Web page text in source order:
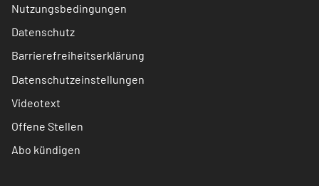
Nutzungsbedingungen
Datenschutz
Barrierefreiheitserklärung
Datenschutzeinstellungen
Videotext
Offene Stellen
Abo kündigen